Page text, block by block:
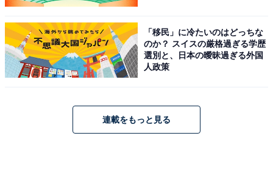
「移民」に冷たいのはどっちな
のか？ スイスの厳格過ぎる学歴
選別と、日本の曖昧過ぎる外国
人政策
連載をもっと見る